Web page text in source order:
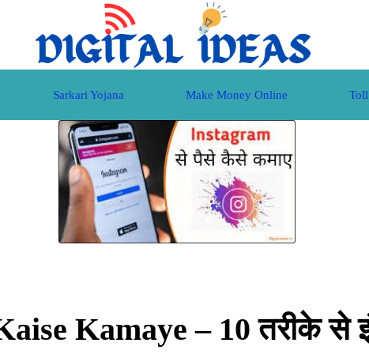
Sarkari Yojana Make Money Online
Kamaye – 10 तरीके से